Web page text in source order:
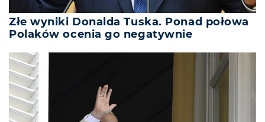
Złe wyniki Donalda Tuska. Ponad połowa
Polaków ocenia go negatywnie